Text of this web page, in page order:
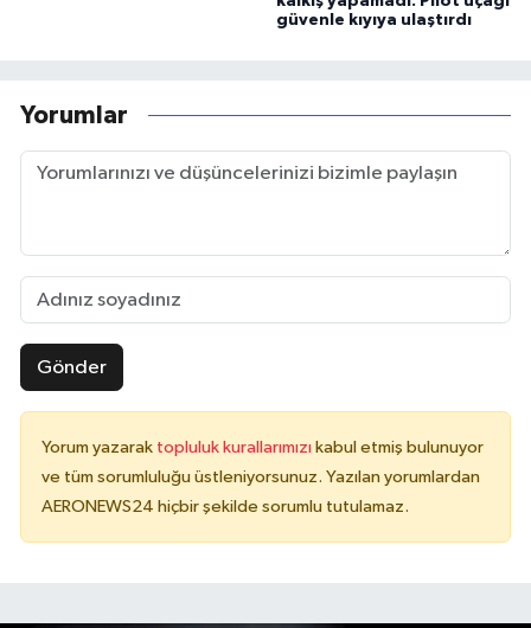
güvenle kıyıya ulaştırdı
Yorumlar
Gönder
Yorum yazarak topluluk kurallarımızı kabul etmiş bulunuyor
ve tüm sorumluluğu üstleniyorsunuz. Yazılan yorumlardan
AERONEWS24 hiçbir şekilde sorumlu tutulamaz.